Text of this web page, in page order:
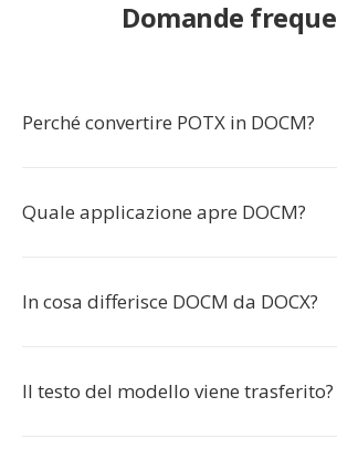
Domande
Perché convertire POTX in DOCM?
Quale applicazione apre DOCM?
In cosa differisce DOCM da DOCX?
Il testo del modello viene trasferito?